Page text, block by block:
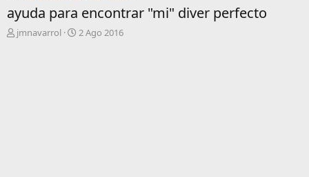
ayuda para encontrar "mi" diver perfecto
Ijmnavarrol
F
2 Ago 2016